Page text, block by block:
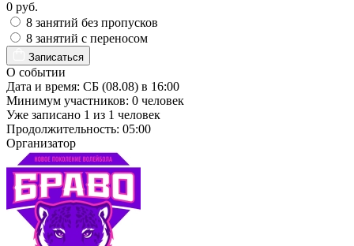
0 руб.
8 занятий без пропусков
8 занятий с переносом
Записаться
О событии
Дата и время: СБ (08.08) в 16:00
Минимум участников: 0 человек
Уже записано 1 из 1 человек
Продолжительность: 05:00
Организатор